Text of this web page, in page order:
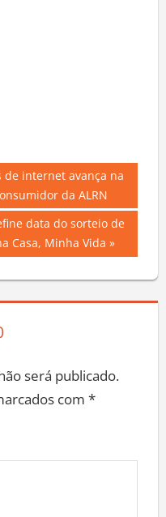
de internet avança na
da ALRN
data do sorteio de
Casa, Minha Vida
será publicado.
com *